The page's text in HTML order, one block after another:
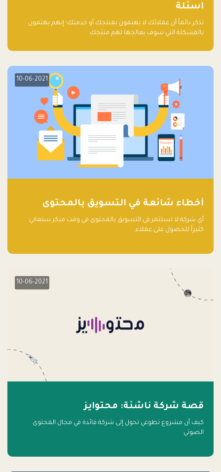
اسئلة
تذكر دائماً أن عملائك لا يهتمون بمنتجك أو خدمتك؛ إنهم يهتمون
بالمشكلة التي سوف يعالجها لهم منتجك.
10-06-2021
أخطاء شائعة في التسويق بالمحتوى
أي شركة لا تستثمر في التسويق بالمحتوى في وقت مبكر ستعاني
كثيراً للحصول على عملاء.
10-06-2021
قصة شركة ناشئة: محتوايز
كيف أن مشروع تطوعي تحول إلى شركة قائدة في مجال المحتوى
الصوتي